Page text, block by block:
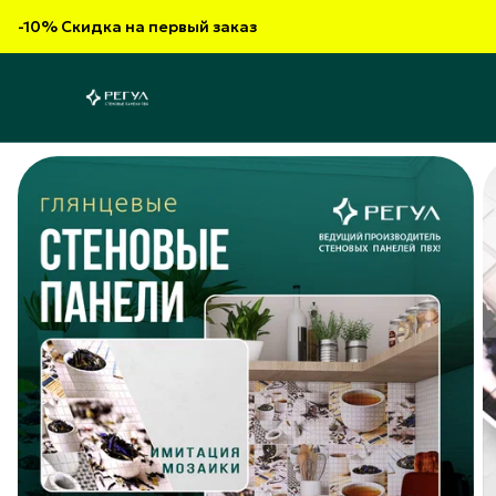
-10% Скидка на первый заказ